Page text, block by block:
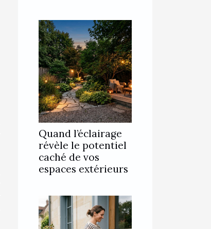
Quand l’éclairage
révèle le potentiel
caché de vos
espaces extérieurs